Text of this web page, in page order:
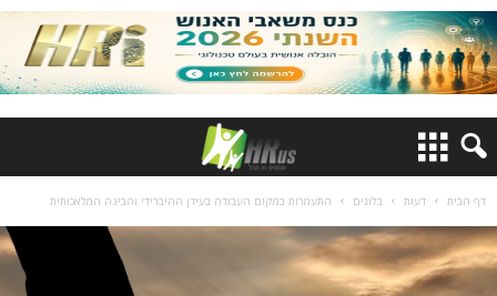
דף הבית דעות בלוגים התעמרות במקום העבודה בעידן ההיברידי והבינה המלאכותית